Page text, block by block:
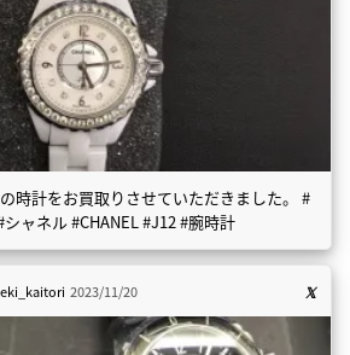
時計をお買取りさせていただきました。 #
ャネル #CHANEL #J12 #腕時計
2023/11/20